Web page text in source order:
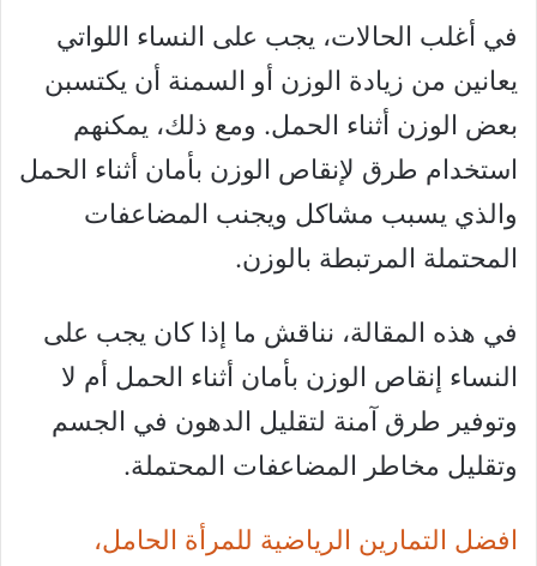
في أغلب الحالات، يجب على النساء اللواتي
يعانين من زيادة الوزن أو السمنة أن يكتسبن
بعض الوزن أثناء الحمل. ومع ذلك، يمكنهم
استخدام طرق لإنقاص الوزن بأمان أثناء الحمل
والذي يسبب مشاكل ويجنب المضاعفات
المحتملة المرتبطة بالوزن.
في هذه المقالة، نناقش ما إذا كان يجب على
النساء إنقاص الوزن بأمان أثناء الحمل أم لا
وتوفير طرق آمنة لتقليل الدهون في الجسم
وتقليل مخاطر المضاعفات المحتملة.
افضل التمارين الرياضية للمرأة الحامل،